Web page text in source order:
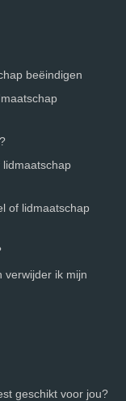
beëindigen
of lidmaatschap
verwijder ik mijn
geschikt voor jou?